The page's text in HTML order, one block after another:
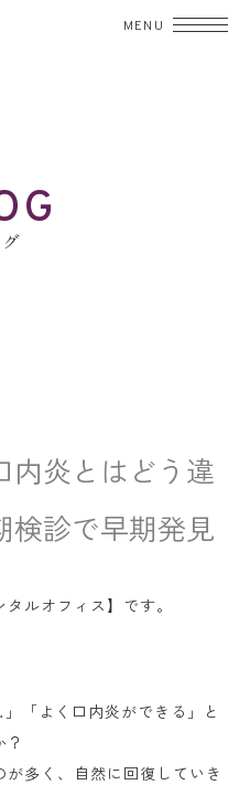
7500
内炎とはどう違
検診で早期発見
タルオフィス 】です。
「よく口内炎ができる」と
多く、自然に回復していき